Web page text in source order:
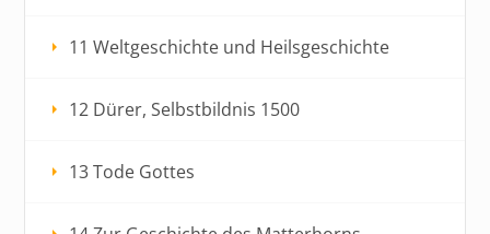
11 Weltgeschichte und Heilsgeschichte
12 Dürer, Selbstbildnis 1500
13 Tode Gottes